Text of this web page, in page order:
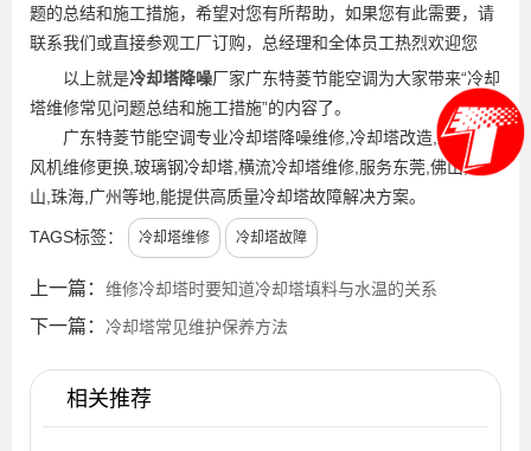
题的总结和施工措施，希望对您有所帮助，如果您有此需要，请
联系我们或直接参观工厂订购，总经理和全体员工热烈欢迎您
以上就是冷却塔降噪厂家广东特菱节能空调为大家带来“冷却
塔维修常见问题总结和施工措施”的内容了。
广东特菱节能空调专业冷却塔降噪维修,冷却塔改造,冷却塔
风机维修更换,玻璃钢冷却塔,横流冷却塔维修,服务东莞,佛山,中
山,珠海,广州等地,能提供高质量冷却塔故障解决方案。
TAGS标签： 冷却塔维修 冷却塔故障
上一篇： 维修冷却塔时要知道冷却塔填料与水温的关系
下一篇： 冷却塔常见维护保养方法
相关推荐